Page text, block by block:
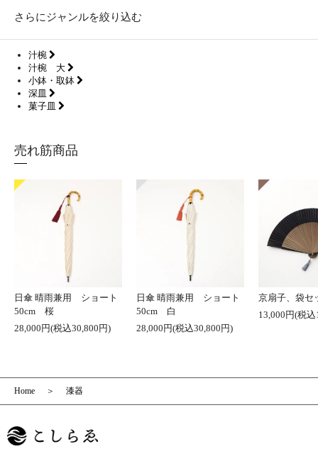
さらにジャンルを絞り込む
汁椀
汁椀 大
小鉢・取鉢
深皿
菓子皿
売れ筋商品
日傘 晴雨兼用 ショート
50cm 桜
28,000円(税込30,800円)
日傘 晴雨兼用 ショート
50cm 白
28,000円(税込30,800円)
京扇子、袋
13,000円(税
Home 漆器